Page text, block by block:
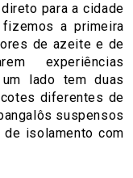
para a cidade
a primeira
de azeite e de
experiências
lado tem duas
diferentes de
suspensos
de isolamento com